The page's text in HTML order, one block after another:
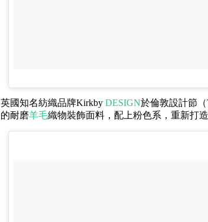
英國知名紡織品牌Kirkby DESIGN於倫敦設計節（
的耐磨羊毛織物裝飾面料，配上粉色系，重新打